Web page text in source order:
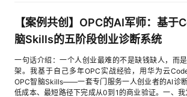
"环境标识" allowed_values: ["production", "test", "development",
"staging"] expiry: enabled: true severity: critical这套规则的优势是可配
置。后续如果团队命名规范或标签规范变化，只需要
config/inventory.json 作为模拟资源清单，不调用真
ECS、VPC、OBS、RDS、安全组、EIP、ELB 等资
于验证不同检查器的能力。由于案例需要公开投稿，
源清单和报告中的敏感信息，并生成脱
AI Shell完成云资源管理、云服务运维和应用部署
ECS创建完成的短信，这时候我们去ECS界面看看
来。可以看到已经有一个ECS完成了创建创建完成后
户是否需要启动服务器，我们需要的话我们直接选择
游戏使用AI SHELL完成了ECS的创建，这时候我们
部署一下中国象棋小游戏，这个链接cid:link_2这是我
一个中国象棋小游戏，现在我们就让AI SHELL帮我们
理、云服务运维和应用部署【如您在体验中有任何产
验不友好、产品Bug、文档页面错漏等情况，欢迎通
们，还有机会领取云声专属礼品！活动相关咨询可以
区小助手】 Ø产品介绍AI Shell：智能 AI 命令行工具
端作业环境，预置AI CLI、精选华为云资源管理最佳
配置，开箱即用。容器运行环境免费使用，搭载多款
各类云上作业。Ø适用场景云资源管理：依托自然语
你逐条手敲 CLI。AI Shell官网：cid:link_1一键直达
优势：🚀 即开即用：浏览器打开就能用，无需本地
作：说"帮我查邮件"就行，不用记命令🔗 终端 + AI
Agent 如何通过 CLI 工具接入外部服务🛡️ 沙箱隔离：
不污染本地系统1.2 QQ 邮箱 Agent Mail 是什么
的 Agent Mail，是专门面向 AI Agent 的邮箱服务。
独准备的工作邮箱。核心特点：📮 与个人邮箱隔离
不碰你的私人邮件📨 完整邮件能力：收发邮件、搜索
【案例共创】OPC的AI军师：基
脑Skills的五阶段创业诊断系统
一句话介绍：一个人创业最难的不是缺钱缺人，而
架。我基于自己多年OPC实战经验，用华为云
OPC智脑Skills——一套专门服务一人创业者的AI诊
低成本、最短路径下完成从0到1的商业验证。一、我